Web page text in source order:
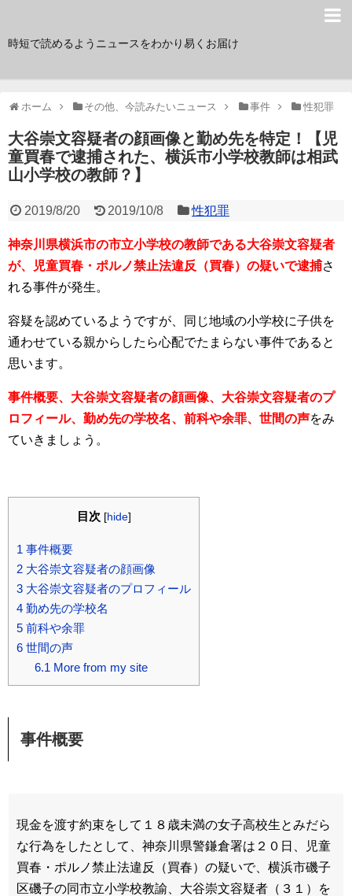
時短で読めるようニュースをわかり易くお届け
ホーム その他、今読みたいニュース 事件 性犯罪
大谷崇文容疑者の顔画像と勤め先を特定！【児
童買春で逮捕された、横浜市小学校教師は相武
山小学校の教師？】
2019/8/20 2019/10/8 性犯罪
神奈川県横浜市の市立小学校の教師である大谷崇文容疑者
が、児童買春・ポルノ禁止法違反（買春）の疑いで逮捕さ
れる事件が発生。
容疑を認めているようですが、同じ地域の小学校に子供を
通わせている親からしたら心配でたまらない事件であると
思います。
事件概要、大谷崇文容疑者の顔画像、大谷崇文容疑者のプ
ロフィール、勤め先の学校名、前科や余罪、世間の声をみ
ていきましょう。
目次 [hide]
1 事件概要
2 大谷崇文容疑者の顔画像
3 大谷崇文容疑者のプロフィール
4 勤め先の学校名
5 前科や余罪
6 世間の声
6.1 More from my site
事件概要
現金を渡す約束をして１８歳未満の女子高校生とみだら
な行為をしたとして、神奈川県警鎌倉署は２０日、児童
買春・ポルノ禁止法違反（買春）の疑いで、横浜市磯子
区磯子の同市立小学校教諭、大谷崇文容疑者（３１）を